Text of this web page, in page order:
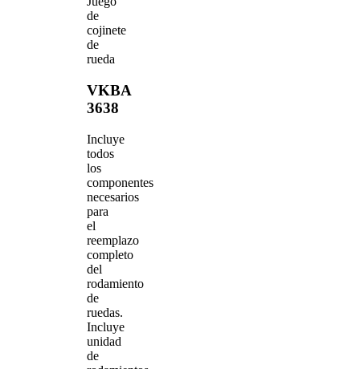
de
cojinete
de
rueda
VKBA
3638
Incluye
todos
los
componentes
necesarios
para
el
reemplazo
completo
del
rodamiento
de
ruedas.
Incluye
unidad
de